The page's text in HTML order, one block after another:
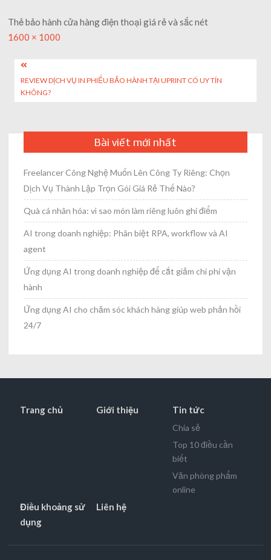
Thẻ bảo hành cửa hàng điện thoại giá rẻ và sắc nét
Full
1600 × 1000
Post
navigation
REVIEW DỊCH VỤ IN PHIẾU BẢO HÀNH TẠI UPRINT CÓ UY TÍN
KHÔNG?
Bài viết mới nhất
Freelancer Công Nghệ Muốn Lên Công Ty Riêng: Chọn
Dịch Vụ Thành Lập Trọn Gói Giá Rẻ Thế Nào?
Quà cá nhân hóa: vì sao món làm riêng luôn ghi điểm
AI trong doanh nghiệp: Phân biệt RPA, workflow và AI
agent
Ứng dụng AI trong doanh nghiệp để cắt giảm chi phí vận
hành
Ứng dụng AI cho chăm sóc khách hàng giúp web phản hồi
24/7
Trang chủ Giới thiệu Tin tức
Chia sẻ
Top 10 điều cần
biết
Văn phòng phẩm
online
Điều khoảng sử
dụng
Liên hệ